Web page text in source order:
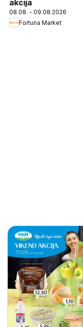
akcija
08.08. - 09.08.2026
Fortuna Market